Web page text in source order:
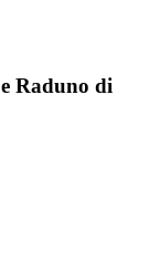
Raduno di